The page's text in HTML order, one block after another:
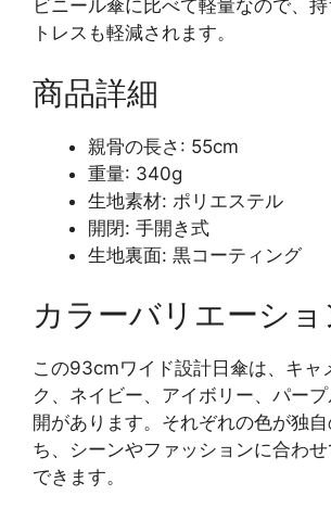
ビニール傘に比べて軽量なので、
トレスも軽減されます。
商品詳細
親骨の長さ: 55cm
重量: 340g
生地素材: ポリエステル
開閉: 手開き式
生地裏面: 黒コーティング
カラーバリエーショ
この93cmワイド設計日傘は、キャ
ク、ネイビー、アイボリー、パー
開があります。それぞれの色が独
ち、シーンやファッションに合わ
できます。